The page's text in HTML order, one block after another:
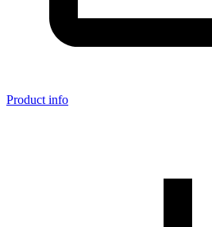
Product info